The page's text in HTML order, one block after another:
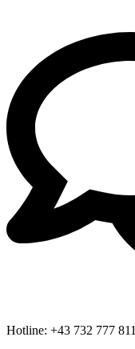
Hotline: +43 732 777 811